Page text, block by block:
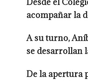
acompañar la
A su turno,
se desarrollan
De la apertura